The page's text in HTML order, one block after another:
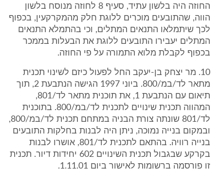
החוזה היה בלשון עתיד, סעיף 8 לחוזה מנוסח בלשון
הווה, שהתובעים מוכרים ללוגת חלק מהמקרקעין, בכפוף
לכך שיתמלאו התנאים המתלים, וכי בהתמלא התנאים
המתלים יעבירו התובעים ללוגת את הבעלות בממכר
בכפוף לקבלת מלוא התמורה על פי החוזה.
10. מר יצחק בן-יעקב החל לפעול כיזם לשינוי תכנית
מתאר לד/במ/800. ביוני 1997 הגישה הנתבעת 2, תוך
תיאום עם הנתבעת 1, את תוכנית מתאר לד/801,
המהווה תכנית שינויים לתכנית לד/במ/800. בתוכנית
לד/801 שונתה צורת הבניה במתחם תכנית לד/במ/800,
ובמקום בנייה נמוכה, ניתן היה לבנות בחלקות התובעים
בנייה רוויה. בהתאם לתכנית לד/801, אושרו לבנות
בקרקע שבגבול תכנית השינויים 602 יחידות דיור. תכנית
זו פורסמה ברשומות לאישור ביום 1.11.01.